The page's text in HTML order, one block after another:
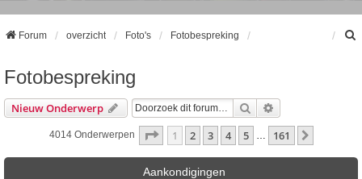
Forum overzicht Foto's Fotobespreking
Fotobespreking
Nieuw Onderwerp Zoek
4014 Onderwerpen Pagina Van161
1 2 3 4 5 161
Aankondigingen